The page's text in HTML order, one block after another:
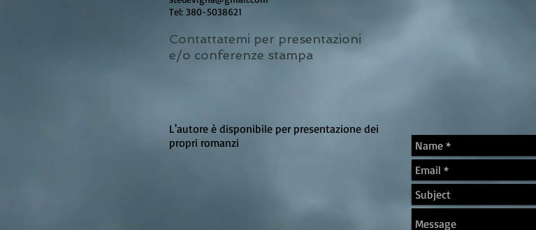
Tel: 380-5038621
Contattatemi per presentazioni
e/o conferenze stampa
L'autore è disponibile per presentazione dei
propri romanzi